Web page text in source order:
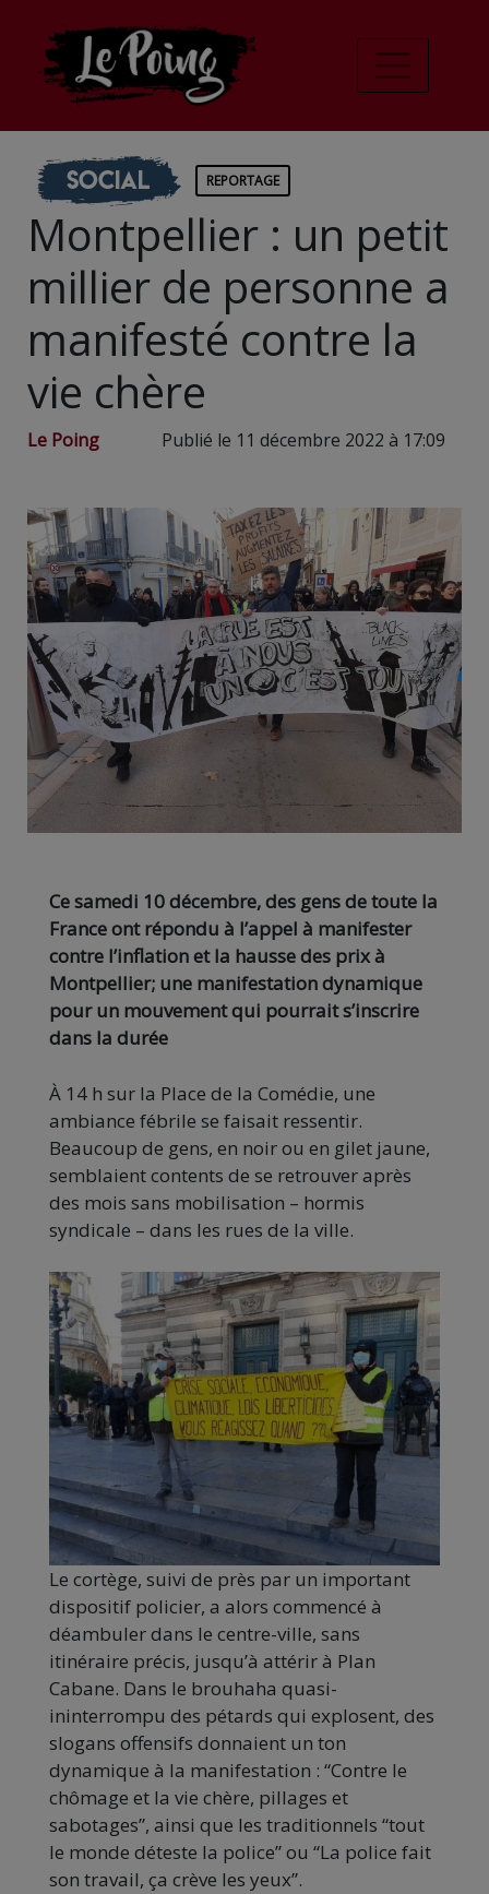
Social REPORTAGE
Montpellier : un petit
millier de personne a
manifesté contre la
vie chère
Le Poing Publié le 11 décembre 2022 à 17:09
Ce samedi 10 décembre, des gens de toute la
France ont répondu à l’appel à manifester
contre l’inflation et la hausse des prix à
Montpellier; une manifestation dynamique
pour un mouvement qui pourrait s’inscrire
dans la durée
À 14 h sur la Place de la Comédie, une
ambiance fébrile se faisait ressentir.
Beaucoup de gens, en noir ou en gilet jaune,
semblaient contents de se retrouver après
des mois sans mobilisation – hormis
syndicale – dans les rues de la ville.
Le cortège, suivi de près par un important
dispositif policier, a alors commencé à
déambuler dans le centre-ville, sans
itinéraire précis, jusqu’à attérir à Plan
Cabane. Dans le brouhaha quasi-
ininterrompu des pétards qui explosent, des
slogans offensifs donnaient un ton
dynamique à la manifestation : “Contre le
chômage et la vie chère, pillages et
sabotages”, ainsi que les traditionnels “tout
le monde déteste la police” ou “La police fait
son travail, ça crève les yeux”.